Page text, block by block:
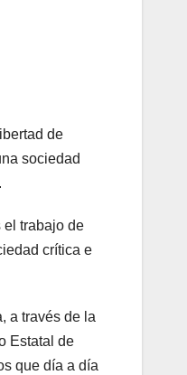
de
sociedad
el trabajo de
crítica e
a través de la
Estatal de
que día a día